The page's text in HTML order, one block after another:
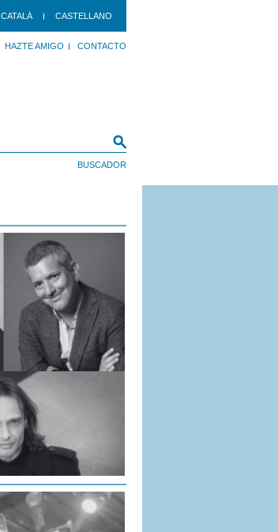
CATALÀ CASTELLANO
HAZTE AMIGO CONTACTO